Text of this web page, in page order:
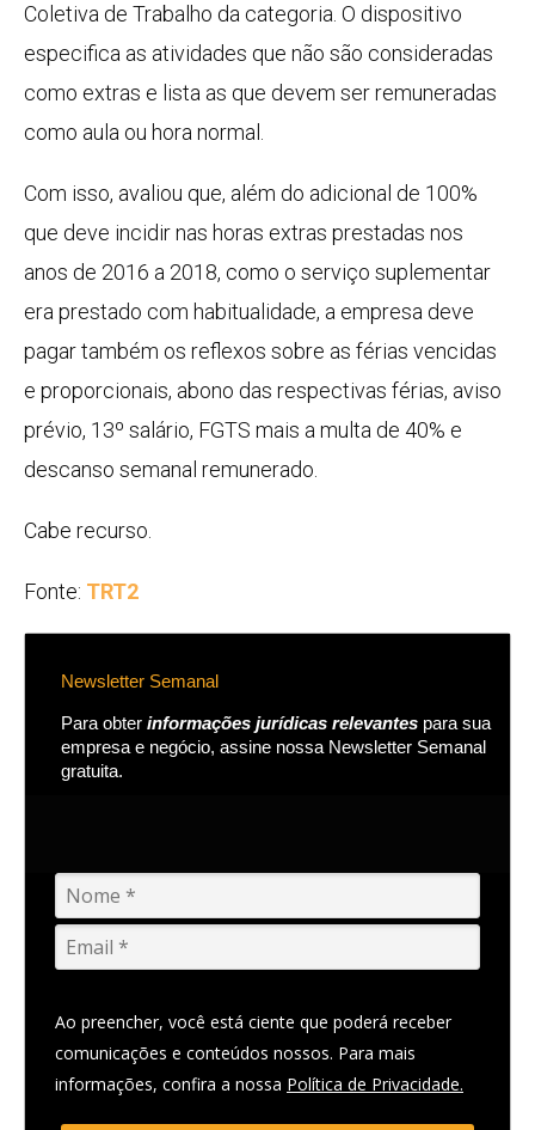
Coletiva de Trabalho da categoria. O dispositivo
especifica as atividades que não são consideradas
como extras e lista as que devem ser remuneradas
como aula ou hora normal.
Com isso, avaliou que, além do adicional de 100%
que deve incidir nas horas extras prestadas nos
anos de 2016 a 2018, como o serviço suplementar
era prestado com habitualidade, a empresa deve
pagar também os reflexos sobre as férias vencidas
e proporcionais, abono das respectivas férias, aviso
prévio, 13º salário, FGTS mais a multa de 40% e
descanso semanal remunerado.
Cabe recurso.
Fonte: TRT2
Newsletter Semanal
Para obter informações jurídicas relevantes para sua
empresa e negócio, assine nossa Newsletter Semanal
gratuita.
Ao preencher, você está ciente que poderá receber
comunicações e conteúdos nossos. Para mais
informações, confira a nossa Política de Privacidade.